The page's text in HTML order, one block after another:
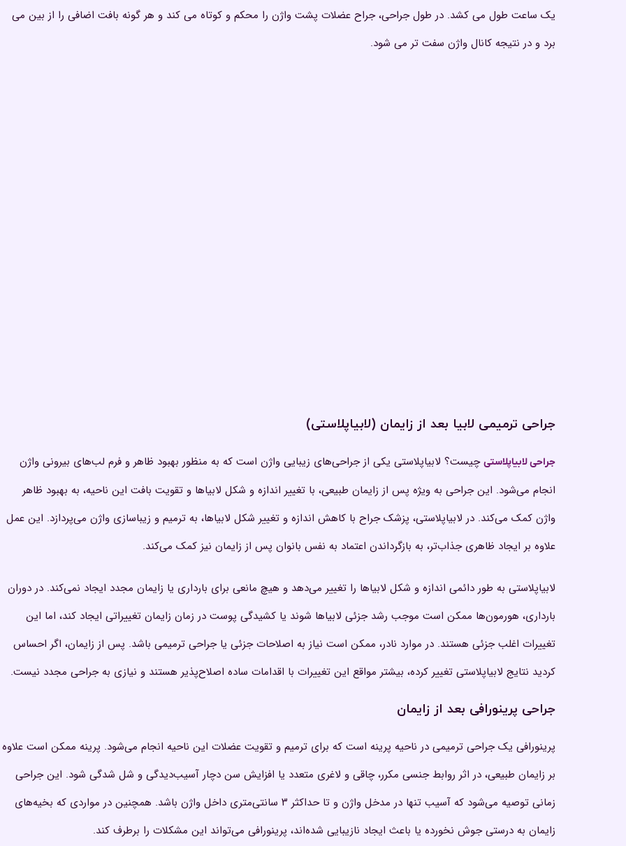
یک ساعت طول می کشد. در طول جراحی، جراح عضلات پشت واژن را محکم و کوتاه می کند و هر گونه بافت اضافی را از بین می
برد و در نتیجه کانال واژن سفت تر می شود.
جراحی ترمیمی لابیا بعد از زایمان (لابیاپلاستی)
جراحی لابیاپلاستی چیست؟ لابیاپلاستی یکی از جراحی‌های زیبایی واژن است که به منظور بهبود ظاهر و فرم لب‌های بیرونی واژن
انجام می‌شود. این جراحی به ویژه پس از زایمان طبیعی، با تغییر اندازه و شکل لابیاها و تقویت بافت این ناحیه، به بهبود ظاهر
واژن کمک می‌کند. در لابیاپلاستی، پزشک جراح با کاهش اندازه و تغییر شکل لابیاها، به ترمیم و زیباسازی واژن می‌پردازد. این عمل
علاوه بر ایجاد ظاهری جذاب‌تر، به بازگرداندن اعتماد به نفس بانوان پس از زایمان نیز کمک می‌کند.
لابیاپلاستی به طور دائمی اندازه و شکل لابیاها را تغییر می‌دهد و هیچ مانعی برای بارداری یا زایمان مجدد ایجاد نمی‌کند. در دوران
بارداری، هورمون‌ها ممکن است موجب رشد جزئی لابیاها شوند یا کشیدگی پوست در زمان زایمان تغییراتی ایجاد کند، اما این
تغییرات اغلب جزئی هستند. در موارد نادر، ممکن است نیاز به اصلاحات جزئی یا جراحی ترمیمی باشد. پس از زایمان، اگر احساس
کردید نتایج لابیاپلاستی تغییر کرده، بیشتر مواقع این تغییرات با اقدامات ساده اصلاح‌پذیر هستند و نیازی به جراحی مجدد نیست.
جراحی پرینورافی بعد از زایمان
پرینورافی یک جراحی ترمیمی در ناحیه پرینه است که برای ترمیم و تقویت عضلات این ناحیه انجام می‌شود. پرینه ممکن است علاوه
بر زایمان طبیعی، در اثر روابط جنسی مکرر، چاقی و لاغری متعدد یا افزایش سن دچار آسیب‌دیدگی و شل شدگی شود. این جراحی
زمانی توصیه می‌شود که آسیب تنها در مدخل واژن و تا حداکثر ۳ سانتی‌متری داخل واژن باشد. همچنین در مواردی که بخیه‌های
زایمان به درستی جوش نخورده یا باعث ایجاد نازیبایی شده‌اند، پرینورافی می‌تواند این مشکلات را برطرف کند.